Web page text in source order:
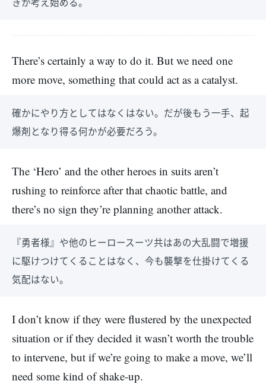
There’s certainly a way to do it. But we need one
more move, something that could act as a catalyst.
確かにやり方としてはなくはない。だが後もう一手、起
爆剤となり得る何かが必要だろう。
The ‘Hero’ and the other heroes in suits aren’t
rushing to reinforce after that chaotic battle, and
there’s no sign they’re planning another attack.
『勇者様』や他のヒーロースーツ共はあの大乱闘で増援
に駆けつけてくることはなく、今も襲撃を仕掛けてくる
気配はない。
I don’t know if they were flustered by the unexpected
situation or if they decided it wasn’t worth the trouble
to intervene, but if we’re going to make a move, we’ll
need some kind of shake-up.